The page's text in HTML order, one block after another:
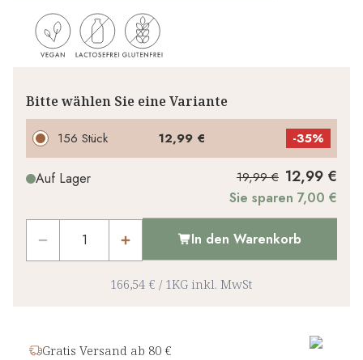
Bitte wählen Sie eine Variante
156 Stück 12,99 € -35%
Auf Lager 19,99 € 12,99 €
Sie sparen 7,00 €
In den Warenkorb
166,54 € / 1KG inkl. MwSt
Gratis Versand ab 80 €